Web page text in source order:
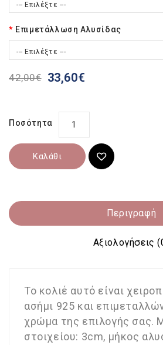
--- Επιλέξτε ---
Επιμετάλλωση Αλυσίδας
--- Επιλέξτε ---
42,00€ 33,60€
Ποσότητα
Καλάθι
Περιγραφή
Αξιολογήσεις
Το κολιέ αυτό είναι
ασήμι 925 και
χρώμα της επιλογής σας.
στοιχείου: 3cm, μήκος